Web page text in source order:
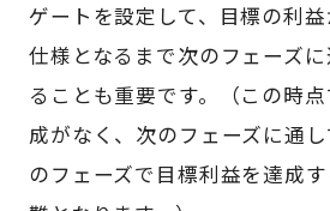
ゲートを設定して、目標の利
仕様となるまで次のフェーズ
ることも重要です。（この時
成がなく、次のフェーズに通
のフェーズで目標利益を達成